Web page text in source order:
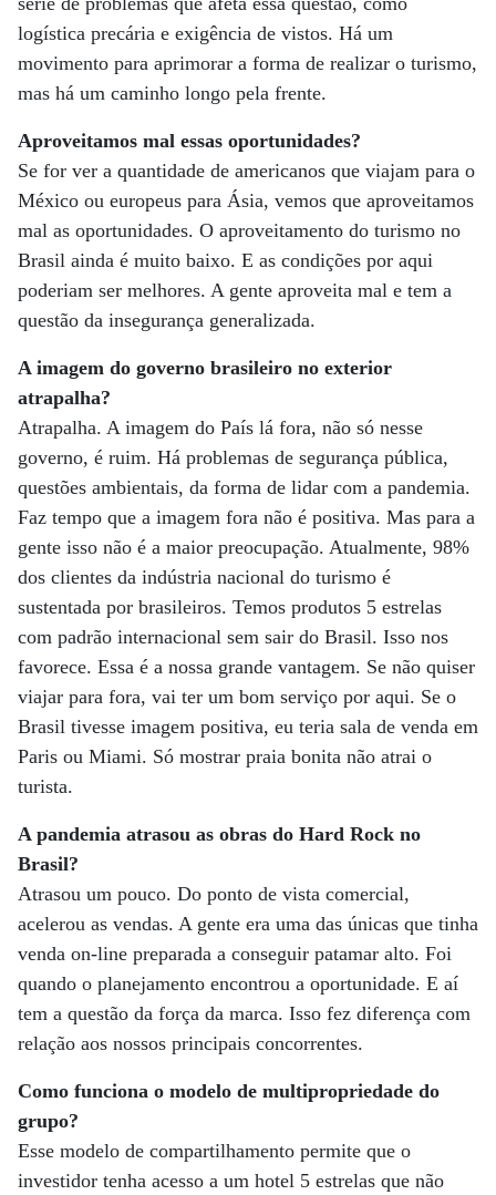
logística precária e exigência de vistos. Há um
movimento para aprimorar a forma de realizar o turismo,
mas há um caminho longo pela frente.
Aproveitamos mal essas oportunidades?
Se for ver a quantidade de americanos que viajam para o
México ou europeus para Ásia, vemos que aproveitamos
mal as oportunidades. O aproveitamento do turismo no
Brasil ainda é muito baixo. E as condições por aqui
poderiam ser melhores. A gente aproveita mal e tem a
questão da insegurança generalizada.
A imagem do governo brasileiro no exterior
atrapalha?
Atrapalha. A imagem do País lá fora, não só nesse
governo, é ruim. Há problemas de segurança pública,
questões ambientais, da forma de lidar com a pandemia.
Faz tempo que a imagem fora não é positiva. Mas para a
gente isso não é a maior preocupação. Atualmente, 98%
dos clientes da indústria nacional do turismo é
sustentada por brasileiros. Temos produtos 5 estrelas
com padrão internacional sem sair do Brasil. Isso nos
favorece. Essa é a nossa grande vantagem. Se não quiser
viajar para fora, vai ter um bom serviço por aqui. Se o
Brasil tivesse imagem positiva, eu teria sala de venda em
Paris ou Miami. Só mostrar praia bonita não atrai o
turista.
A pandemia atrasou as obras do Hard Rock no
Brasil?
Atrasou um pouco. Do ponto de vista comercial,
acelerou as vendas. A gente era uma das únicas que tinha
venda on-line preparada a conseguir patamar alto. Foi
quando o planejamento encontrou a oportunidade. E aí
tem a questão da força da marca. Isso fez diferença com
relação aos nossos principais concorrentes.
Como funciona o modelo de multipropriedade do
grupo?
Esse modelo de compartilhamento permite que o
investidor tenha acesso a um hotel 5 estrelas que não